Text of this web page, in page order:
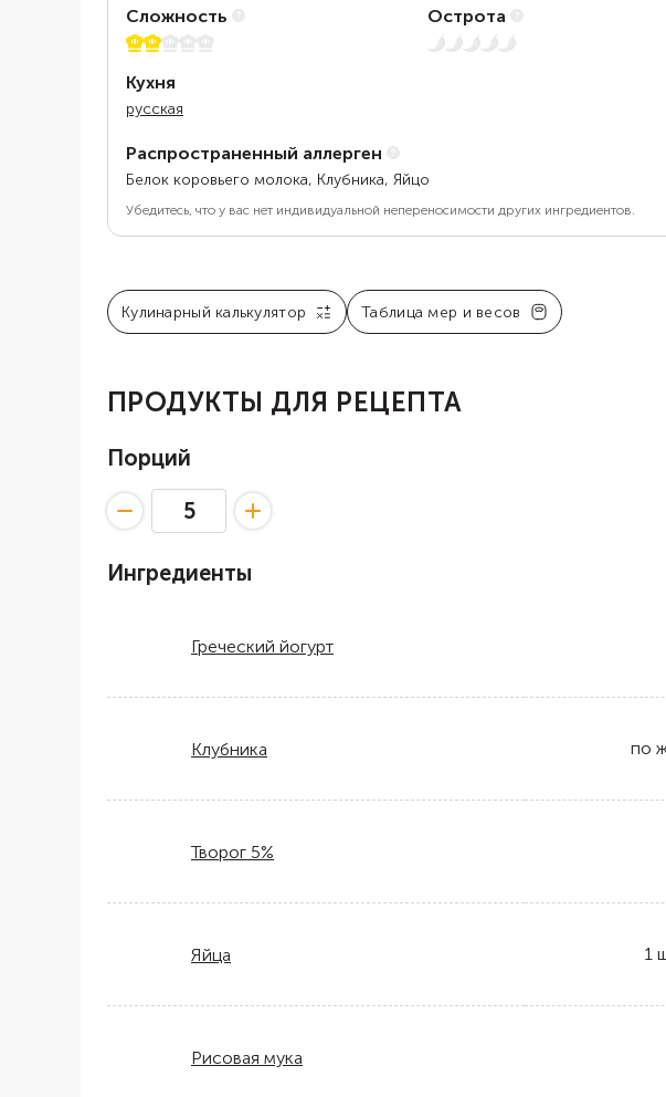
Сложность
2 из 5
Острота
Нет остроты
Кухня
русская
Распространенный аллерген
Белок коровьего молока, Клубника, Яйцо
Убедитесь, что у вас нет индивидуальной непереносимости других ингредиентов.
Кулинарный калькулятор Таблица мер и весов
ПРОДУКТЫ ДЛЯ РЕЦЕПТА
Порций
Ингредиенты
Греческий йогурт
Клубника по
Творог 5%
Яйца 1
Рисовая мука